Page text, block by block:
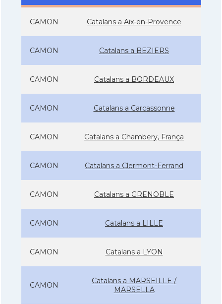
CAMON Catalans a Aix-en-Provence
CAMON Catalans a BEZIERS
CAMON Catalans a BORDEAUX
CAMON Catalans a Carcassonne
CAMON Catalans a Chambery, França
CAMON Catalans a Clermont-Ferrand
CAMON Catalans a GRENOBLE
CAMON Catalans a LILLE
CAMON Catalans a LYON
CAMON
Catalans a MARSEILLE /
MARSELLA